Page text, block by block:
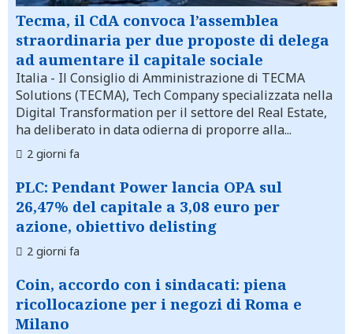
Tecma, il CdA convoca l’assemblea
straordinaria per due proposte di delega
ad aumentare il capitale sociale
Italia - Il Consiglio di Amministrazione di TECMA
Solutions (TECMA), Tech Company specializzata nella
Digital Transformation per il settore del Real Estate,
ha deliberato in data odierna di proporre alla...
2 giorni fa
PLC: Pendant Power lancia OPA sul
26,47% del capitale a 3,08 euro per
azione, obiettivo delisting
2 giorni fa
Coin, accordo con i sindacati: piena
ricollocazione per i negozi di Roma e
Milano